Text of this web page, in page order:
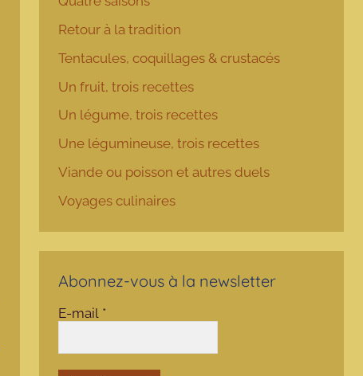
Retour à la tradition
Tentacules, coquillages & crustacés
Un fruit, trois recettes
Un légume, trois recettes
Une légumineuse, trois recettes
Viande ou poisson et autres duels
Voyages culinaires
Abonnez-vous à la newsletter
E-mail *